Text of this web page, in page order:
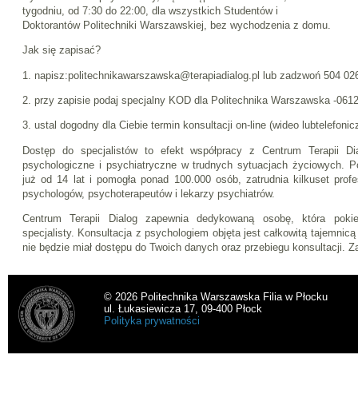
tygodniu, od 7:30 do 22:00, dla wszystkich Studentów i
Doktorantów Politechniki Warszawskiej, bez wychodzenia z domu.
Jak się zapisać?
1. napisz:politechnikawarszawska@terapiadialog.pl lub zadzwoń 504
2. przy zapisie podaj specjalny KOD dla Politechnika Warszawska -0612
3. ustal dogodny dla Ciebie termin konsultacji on-line (wideo
Dostęp do specjalistów to efekt współpracy z Centrum Terapii
psychologiczne i psychiatryczne w trudnych sytuacjach życiowych.
już od 14 lat i pomogła ponad 100.000 osób, zatrudnia kilkuset
psychologów, psychoterapeutów i lekarzy psychiatrów.
Centrum Terapii Dialog zapewnia dedykowaną osobę, która
specjalisty. Konsultacja z psychologiem objęta jest całkowitą
nie będzie miał dostępu do Twoich danych oraz przebiegu konsultacji.
© 2026 Politechnika Warszawska Filia w Płocku
ul. Łukasiewicza 17, 09-400 Płock
Polityka prywatności